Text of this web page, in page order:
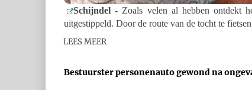
Schijndel - Zoals velen al hebben ontdekt
uitgestippeld. Door de route van de tocht te
LEES MEER
Bestuurster personenauto gewond na